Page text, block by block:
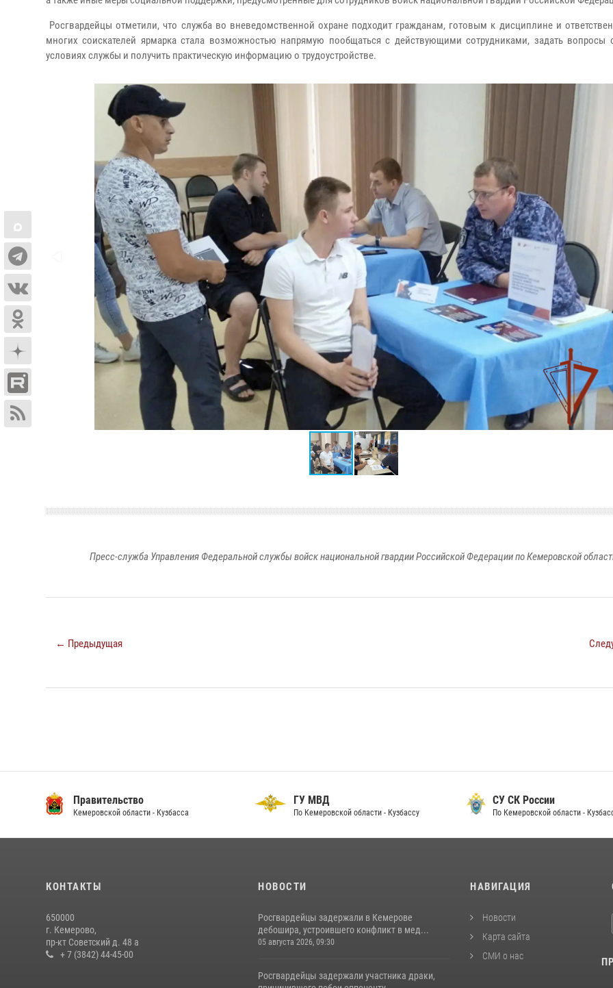
Росгвардейцы отметили, что служба во вневедомственной охране подходит гражданам, готовым к дисциплине и
многих соискателей ярмарка стала возможностью напрямую пообщаться с действующими сотрудниками, задать вопросы
условиях службы и получить практическую информацию о трудоустройстве.
Пресс-служба Управления Федеральной службы войск национальной гвардии Российской Федерации по Кемеровской
← Предыдущая
Правительство
Кемеровской области - Кузбасса
ГУ МВД
По Кемеровской области - Кузбассу
СУ СК России
По Кемеровской области -
КОНТАКТЫ
650000
г. Кемерово,
пр-кт Советский д. 48 а
+ 7 (3842) 44-45-00
НОВОСТИ
Росгвардейцы задержали в Кемерове
дебошира, устроившего конфликт в мед...
05 августа 2026, 09:30
Росгвардейцы задержали участника драки,
НАВИГАЦИЯ
Новости
Карта сайта
СМИ о нас